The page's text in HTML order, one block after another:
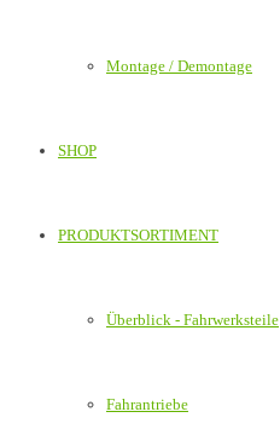
Montage / Demontage
SHOP
PRODUKTSORTIMENT
Überblick - Fahrwerksteile
Fahrantriebe